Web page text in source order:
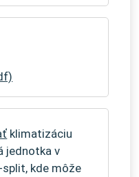
klimatizáciu
jednotka v
kde môže